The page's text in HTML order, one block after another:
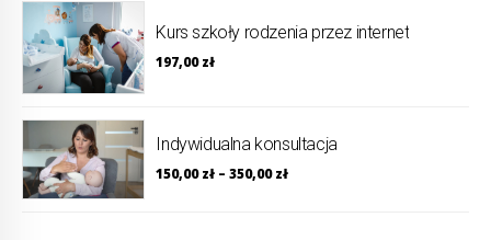
Kurs szkoły rodzenia przez internet
197,00zł
Indywidualna konsultacja
150,00zł –350,00zł